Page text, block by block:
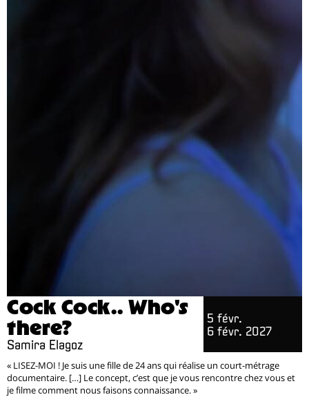
Cock Cock.. Who's
there?
Samira Elagoz
5 févr.
6 févr. 2027
« LISEZ-MOI ! Je suis une fille de 24 ans qui réalise un court-métrage
documentaire. […] Le concept, c’est que je vous rencontre chez vous et
je filme comment nous faisons connaissance. »